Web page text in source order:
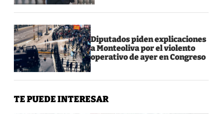
Diputados piden explicaciones
a Monteoliva por el violento
operativo de ayer en Congreso
TE PUEDE INTERESAR